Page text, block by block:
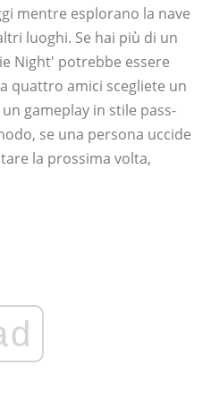
mentre esplorano la nave
luoghi. Se hai più di un
Night' potrebbe essere
quattro amici scegliete un
gameplay in stile pass-
se una persona uccide
la prossima volta,